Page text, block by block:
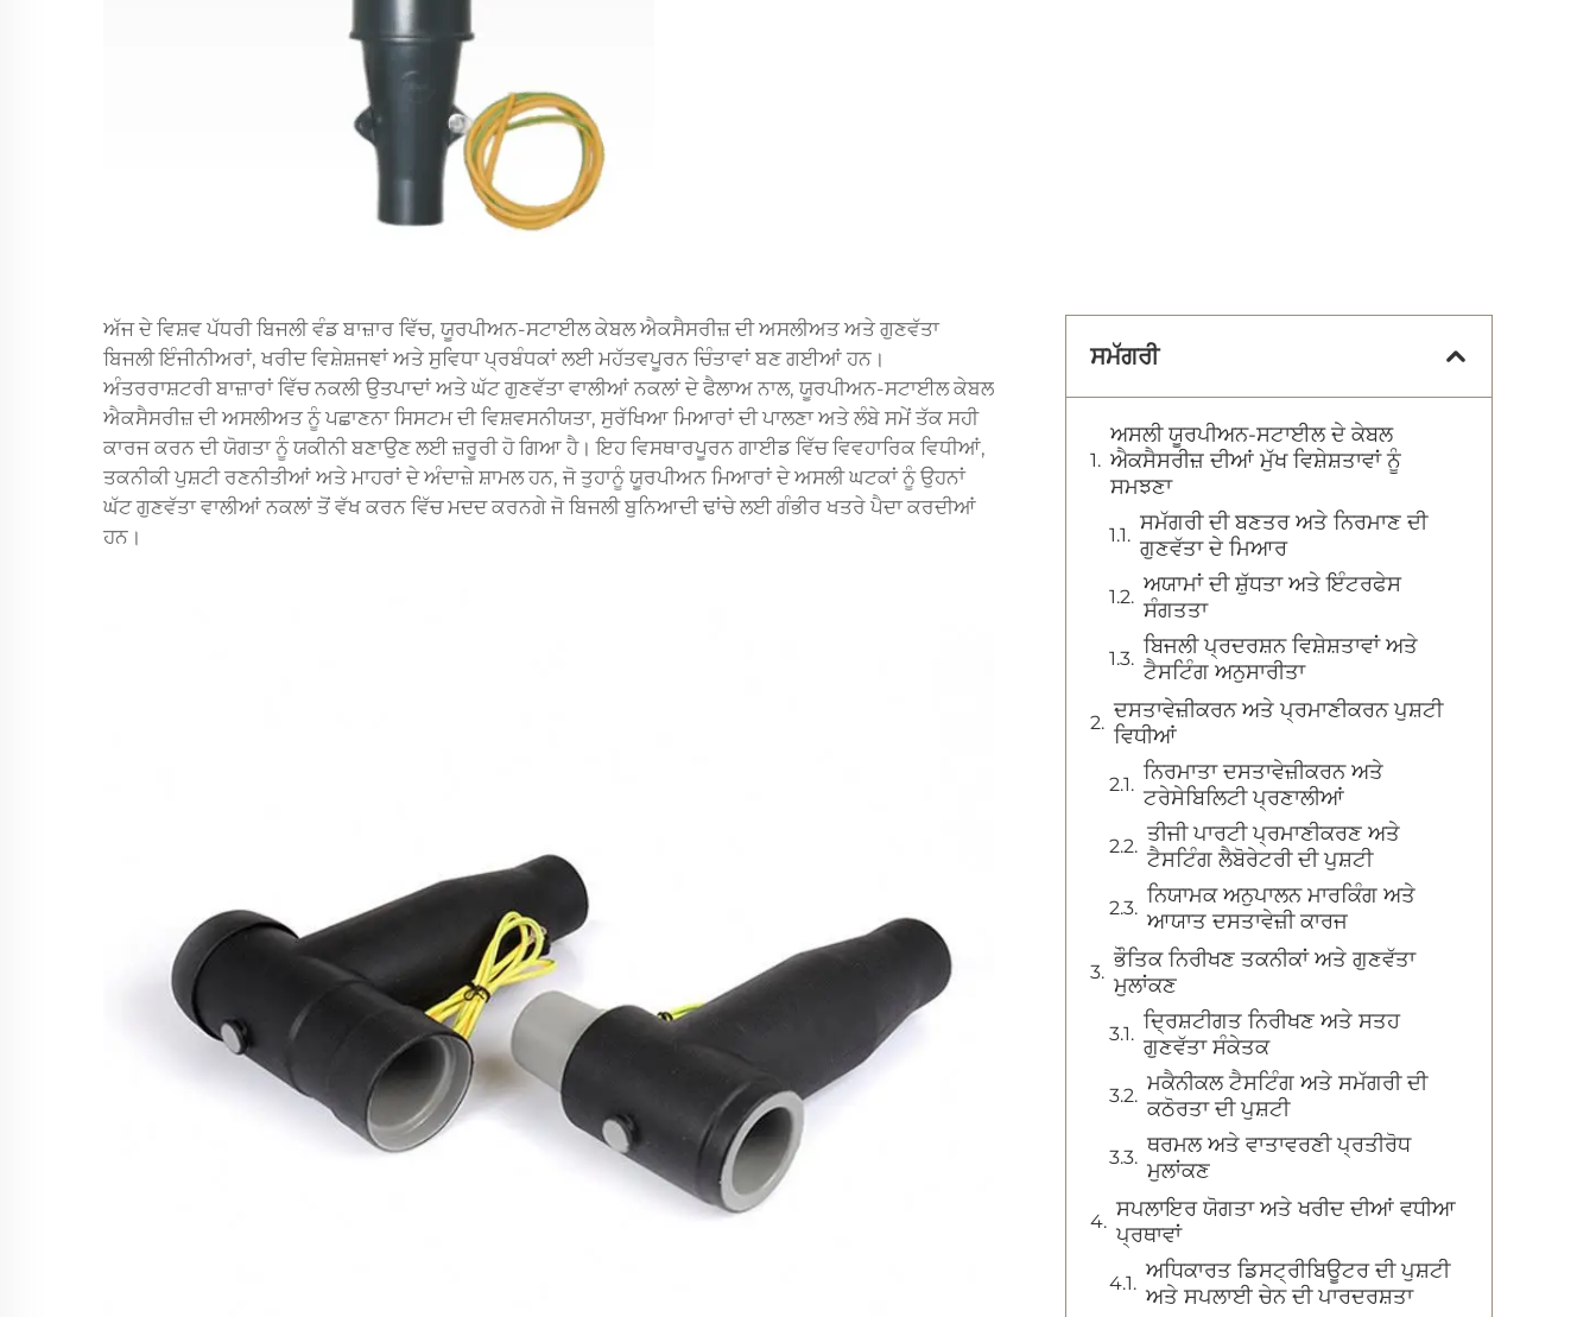
ਅੱਜ ਦੇ ਵਿਸ਼ਵ ਪੱਧਰੀ ਬਿਜਲੀ ਵੰਡ ਬਾਜ਼ਾਰ ਵਿੱਚ, ਯੂਰਪੀਅਨ-ਸਟਾਈਲ ਕੇਬਲ ਐਕਸੈਸਰੀਜ਼ ਦੀ ਅਸਲੀਅਤ ਅਤੇ ਗੁਣਵੱਤਾ
ਬਿਜਲੀ ਇੰਜੀਨੀਅਰਾਂ, ਖਰੀਦ ਵਿਸ਼ੇਸ਼ਜਞਾਂ ਅਤੇ ਸੁਵਿਧਾ ਪ੍ਰਬੰਧਕਾਂ ਲਈ ਮਹੱਤਵਪੂਰਨ ਚਿੰਤਾਵਾਂ ਬਣ ਗਈਆਂ ਹਨ।
ਅੰਤਰਰਾਸ਼ਟਰੀ ਬਾਜ਼ਾਰਾਂ ਵਿੱਚ ਨਕਲੀ ਉਤਪਾਦਾਂ ਅਤੇ ਘੱਟ ਗੁਣਵੱਤਾ ਵਾਲੀਆਂ ਨਕਲਾਂ ਦੇ ਫੈਲਾਅ ਨਾਲ, ਯੂਰਪੀਅਨ-ਸਟਾਈਲ ਕੇਬਲ
ਐਕਸੈਸਰੀਜ਼ ਦੀ ਅਸਲੀਅਤ ਨੂੰ ਪਛਾਣਨਾ ਸਿਸਟਮ ਦੀ ਵਿਸ਼ਵਸਨੀਯਤਾ, ਸੁਰੱਖਿਆ ਮਿਆਰਾਂ ਦੀ ਪਾਲਣਾ ਅਤੇ ਲੰਬੇ ਸਮੇਂ ਤੱਕ ਸਹੀ
ਕਾਰਜ ਕਰਨ ਦੀ ਯੋਗਤਾ ਨੂੰ ਯਕੀਨੀ ਬਣਾਉਣ ਲਈ ਜ਼ਰੂਰੀ ਹੋ ਗਿਆ ਹੈ। ਇਹ ਵਿਸਥਾਰਪੂਰਨ ਗਾਈਡ ਵਿੱਚ ਵਿਵਹਾਰਿਕ ਵਿਧੀਆਂ,
ਤਕਨੀਕੀ ਪੁਸ਼ਟੀ ਰਣਨੀਤੀਆਂ ਅਤੇ ਮਾਹਰਾਂ ਦੇ ਅੰਦਾਜ਼ੇ ਸ਼ਾਮਲ ਹਨ, ਜੋ ਤੁਹਾਨੂੰ ਯੂਰਪੀਅਨ ਮਿਆਰਾਂ ਦੇ ਅਸਲੀ ਘਟਕਾਂ ਨੂੰ ਉਹਨਾਂ
ਘੱਟ ਗੁਣਵੱਤਾ ਵਾਲੀਆਂ ਨਕਲਾਂ ਤੋਂ ਵੱਖ ਕਰਨ ਵਿੱਚ ਮਦਦ ਕਰਨਗੇ ਜੋ ਬਿਜਲੀ ਬੁਨਿਆਦੀ ਢਾਂਚੇ ਲਈ ਗੰਭੀਰ ਖਤਰੇ ਪੈਦਾ ਕਰਦੀਆਂ
ਹਨ।
ਸਮੱਗਰੀ
ਅਸਲੀ ਯੂਰਪੀਅਨ-ਸਟਾਈਲ ਦੇ ਕੇਬਲ
ਐਕਸੈਸਰੀਜ਼ ਦੀਆਂ ਮੁੱਖ ਵਿਸ਼ੇਸ਼ਤਾਵਾਂ ਨੂੰ
ਸਮਝਣਾ
ਸਮੱਗਰੀ ਦੀ ਬਣਤਰ ਅਤੇ ਨਿਰਮਾਣ ਦੀ
ਗੁਣਵੱਤਾ ਦੇ ਮਿਆਰ
ਅਯਾਮਾਂ ਦੀ ਸ਼ੁੱਧਤਾ ਅਤੇ ਇੰਟਰਫੇਸ
ਸੰਗਤਤਾ
ਬਿਜਲੀ ਪ੍ਰਦਰਸ਼ਨ ਵਿਸ਼ੇਸ਼ਤਾਵਾਂ ਅਤੇ
ਟੈਸਟਿੰਗ ਅਨੁਸਾਰੀਤਾ
ਦਸਤਾਵੇਜ਼ੀਕਰਨ ਅਤੇ ਪ੍ਰਮਾਣੀਕਰਨ ਪੁਸ਼ਟੀ
ਵਿਧੀਆਂ
ਨਿਰਮਾਤਾ ਦਸਤਾਵੇਜ਼ੀਕਰਨ ਅਤੇ
ਟਰੇਸੇਬਿਲਿਟੀ ਪ੍ਰਣਾਲੀਆਂ
ਤੀਜੀ ਪਾਰਟੀ ਪ੍ਰਮਾਣੀਕਰਣ ਅਤੇ
ਟੈਸਟਿੰਗ ਲੈਬੋਰੇਟਰੀ ਦੀ ਪੁਸ਼ਟੀ
ਨਿਯਾਮਕ ਅਨੁਪਾਲਨ ਮਾਰਕਿੰਗ ਅਤੇ
ਆਯਾਤ ਦਸਤਾਵੇਜ਼ੀ ਕਾਰਜ
ਭੌਤਿਕ ਨਿਰੀਖਣ ਤਕਨੀਕਾਂ ਅਤੇ ਗੁਣਵੱਤਾ
ਮੁਲਾਂਕਣ
ਦ੍ਰਿਸ਼ਟੀਗਤ ਨਿਰੀਖਣ ਅਤੇ ਸਤਹ
ਗੁਣਵੱਤਾ ਸੰਕੇਤਕ
ਮਕੈਨੀਕਲ ਟੈਸਟਿੰਗ ਅਤੇ ਸਮੱਗਰੀ ਦੀ
ਕਠੋਰਤਾ ਦੀ ਪੁਸ਼ਟੀ
ਥਰਮਲ ਅਤੇ ਵਾਤਾਵਰਣੀ ਪ੍ਰਤੀਰੋਧ
ਮੁਲਾਂਕਣ
ਸਪਲਾਇਰ ਯੋਗਤਾ ਅਤੇ ਖਰੀਦ ਦੀਆਂ ਵਧੀਆ
ਪ੍ਰਥਾਵਾਂ
ਅਧਿਕਾਰਤ ਡਿਸਟ੍ਰੀਬਿਊਟਰ ਦੀ ਪੁਸ਼ਟੀ
ਅਤੇ ਸਪਲਾਈ ਚੇਨ ਦੀ ਪਾਰਦਰਸ਼ਤਾ